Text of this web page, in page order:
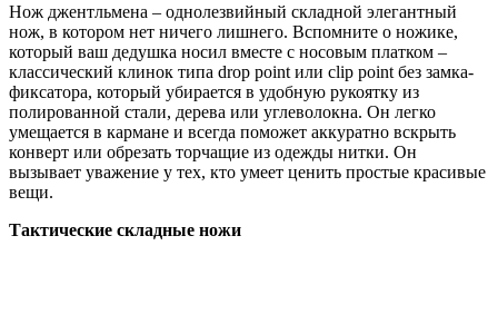
Нож джентльмена – однолезвийный складной элегантный
нож, в котором нет ничего лишнего. Вспомните о ножике,
который ваш дедушка носил вместе с носовым платком –
классический клинок типа drop point или clip point без замка-
фиксатора, который убирается в удобную рукоятку из
полированной стали, дерева или углеволокна. Он легко
умещается в кармане и всегда поможет аккуратно вскрыть
конверт или обрезать торчащие из одежды нитки. Он
вызывает уважение у тех, кто умеет ценить простые красивые
вещи.
Тактические складные ножи